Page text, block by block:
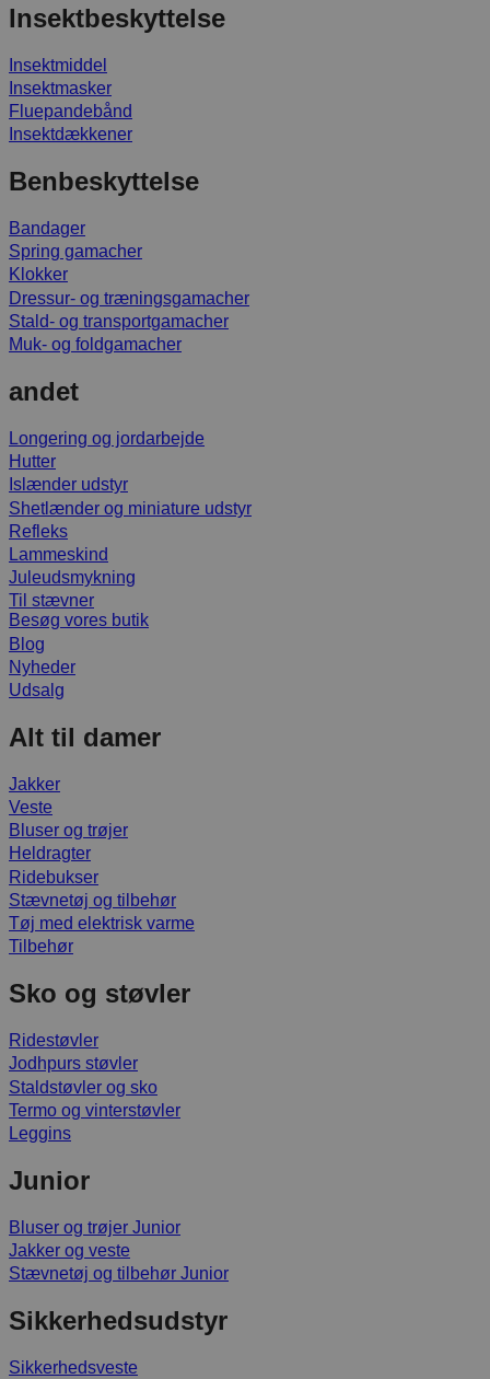
Insektbeskyttelse
Insektmiddel
Insektmasker
Fluepandebånd
Insektdækkener
Benbeskyttelse
Bandager
Spring gamacher
Klokker
Dressur- og træningsgamacher
Stald- og transportgamacher
Muk- og foldgamacher
andet
Longering og jordarbejde
Hutter
Islænder udstyr
Shetlænder og miniature udstyr
Refleks
Lammeskind
Juleudsmykning
Til stævner
Besøg vores butik
Blog
Nyheder
Udsalg
Alt til damer
Jakker
Veste
Bluser og trøjer
Heldragter
Ridebukser
Stævnetøj og tilbehør
Tøj med elektrisk varme
Tilbehør
Sko og støvler
Ridestøvler
Jodhpurs støvler
Staldstøvler og sko
Termo og vinterstøvler
Leggins
Junior
Bluser og trøjer Junior
Jakker og veste
Stævnetøj og tilbehør Junior
Sikkerhedsudstyr
Sikkerhedsveste